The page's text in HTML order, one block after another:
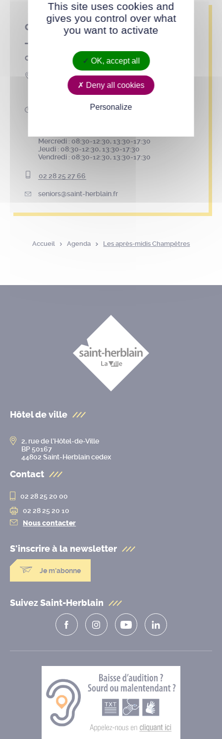
Qui contacter ?
CCAS – Service seniors – Animations seniors
2 rue de l’Hôtel-de-Ville
BP 50167
44802 Saint-Herblain cedex
Accueil téléphonique
Mercredi : 08:30-12:30, 13:30-17:30
Jeudi : 08:30-12:30, 13:30-17:30
Vendredi : 08:30-12:30, 13:30-17:30
02 28 25 27 66
seniors@saint-herblain.fr
Accueil Agenda Les après-midis Champêtres
Hôtel de ville
2, rue de l’Hôtel-de-Ville
BP 50167
44802 Saint-Herblain cedex
Contact
02 28 25 20 00
02 28 25 20 10
Nous contacter
S'inscrire à la newsletter
Je m'abonne
Suivez Saint-Herblain
This site uses cookies and
gives you control over what
you want to activate
OK, accept all
Deny all cookies
Personalize